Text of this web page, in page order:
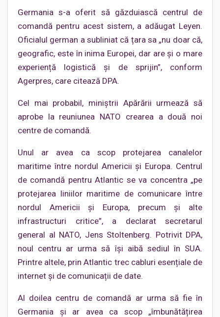
Germania s-a oferit să găzduiască centrul de
comandă pentru acest sistem, a adăugat Leyen.
Oficialul german a subliniat că țara sa „nu doar că,
geografic, este în inima Europei, dar are și o mare
experiență logistică și de sprijin”, conform
Agerpres, care citează DPA.
Cel mai probabil, miniștrii Apărării urmează să
aprobe la reuniunea NATO crearea a două noi
centre de comandă.
Unul ar avea ca scop protejarea canalelor
maritime între nordul Americii și Europa. Centrul
de comandă pentru Atlantic se va concentra „pe
protejarea liniilor maritime de comunicare între
nordul Americii și Europa, precum și alte
infrastructuri critice”, a declarat secretarul
general al NATO, Jens Stoltenberg. Potrivit DPA,
noul centru ar urma să își aibă sediul în SUA.
Printre altele, prin Atlantic trec cabluri esențiale de
internet și de comunicații de date.
Al doilea centru de comandă ar urma să fie în
Germania și ar avea ca scop „îmbunătățirea